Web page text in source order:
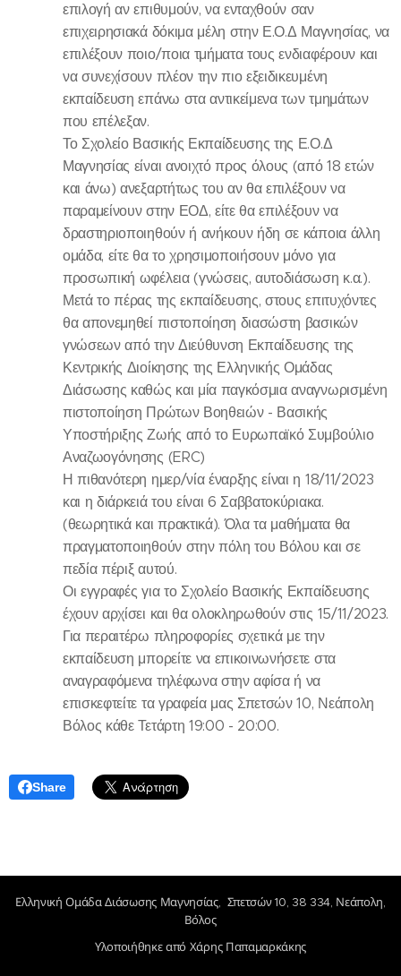
επιλογή αν επιθυμούν, να ενταχθούν σαν
επιχειρησιακά δόκιμα μέλη στην Ε.Ο.Δ Μαγνησίας, να
επιλέξουν ποιο/ποια τμήματα τους ενδιαφέρουν και
να συνεχίσουν πλέον την πιο εξειδικευμένη
εκπαίδευση επάνω στα αντικείμενα των τμημάτων
που επέλεξαν.
Το Σχολείο Βασικής Εκπαίδευσης της Ε.Ο.Δ
Μαγνησίας είναι ανοιχτό προς όλους (από 18 ετών
και άνω) ανεξαρτήτως του αν θα επιλέξουν να
παραμείνουν στην ΕΟΔ, είτε θα επιλέξουν να
δραστηριοποιηθούν ή ανήκουν ήδη σε κάποια άλλη
ομάδα, είτε θα το χρησιμοποιήσουν μόνο για
προσωπική ωφέλεια (γνώσεις, αυτοδιάσωση κ.α.).
Μετά το πέρας της εκπαίδευσης, στους επιτυχόντες
θα απονεμηθεί πιστοποίηση διασώστη βασικών
γνώσεων από την Διεύθυνση Εκπαίδευσης της
Κεντρικής Διοίκησης της Ελληνικής Ομάδας
Διάσωσης καθώς και μία παγκόσμια αναγνωρισμένη
πιστοποίηση Πρώτων Βοηθειών - Βασικής
Υποστήριξης Ζωής από το Ευρωπαϊκό Συμβούλιο
Αναζωογόνησης (ERC)
Η πιθανότερη ημερ/νία έναρξης είναι η 18/11/2023
και η διάρκειά του είναι 6 Σαββατοκύριακα.
(θεωρητικά και πρακτικά). Όλα τα μαθήματα θα
πραγματοποιηθούν στην πόλη του Βόλου και σε
πεδία πέριξ αυτού.
Οι εγγραφές για το Σχολείο Βασικής Εκπαίδευσης
έχουν αρχίσει και θα ολοκληρωθούν στις 15/11/2023.
Για περαιτέρω πληροφορίες σχετικά με την
εκπαίδευση μπορείτε να επικοινωνήσετε στα
αναγραφόμενα τηλέφωνα στην αφίσα ή να
επισκεφτείτε τα γραφεία μας Σπετσών 10, Νεάπολη
Βόλος κάθε Τετάρτη 19:00 - 20:00.
Share
Ελληνική Ομάδα Διάσωσης Μαγνησίας, Σπετσών 10, 38 334, Νεάπολη,
Βόλος
Υλοποιήθηκε από Χάρης Παπαμαρκάκης